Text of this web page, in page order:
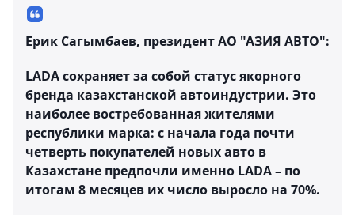
Ерик Сагымбаев, президент АО "АЗИЯ АВТО":
LADA сохраняет за собой статус якорного
бренда казахстанской автоиндустрии. Это
наиболее востребованная жителями
республики марка: с начала года почти
четверть покупателей новых авто в
Казахстане предпочли именно LADA – по
итогам 8 месяцев их число выросло на 70%.